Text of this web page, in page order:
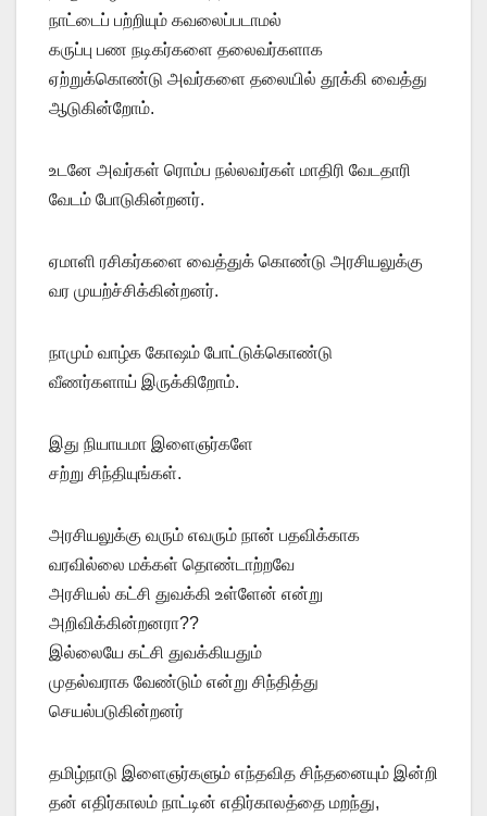
நாட்டைப் பற்றியும் கவலைப்படாமல்
கருப்பு பண நடிகர்களை தலைவர்களாக
ஏற்றுக்கொண்டு அவர்களை தலையில் தூக்கி வைத்து
ஆடுகின்றோம்.
உடனே அவர்கள் ரொம்ப நல்லவர்கள் மாதிரி வேடதாரி
வேடம் போடுகின்றனர்.
ஏமாளி ரசிகர்களை வைத்துக் கொண்டு அரசியலுக்கு
வர முயற்ச்சிக்கின்றனர்.
நாமும் வாழ்க கோஷம் போட்டுக்கொண்டு
வீணர்களாய் இருக்கிறோம்.
இது நியாயமா இளைஞர்களே
சற்று சிந்தியுங்கள்.
அரசியலுக்கு வரும் எவரும் நான் பதவிக்காக
வரவில்லை மக்கள் தொண்டாற்றவே
அரசியல் கட்சி துவக்கி உள்ளேன் என்று
அறிவிக்கின்றனரா??
இல்லையே கட்சி துவக்கியதும்
முதல்வராக வேண்டும் என்று சிந்தித்து
செயல்படுகின்றனர்
தமிழ்நாடு இளைஞர்களும் எந்தவித சிந்தனையும் இன்றி
தன் எதிர்காலம் நாட்டின் எதிர்காலத்தை மறந்து,